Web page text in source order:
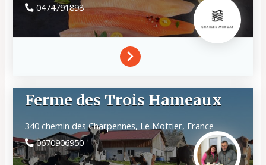
0474791898
Ferme des Trois Hameaux
340 chemin des Charpennes, Le Mottier, France
0670906950